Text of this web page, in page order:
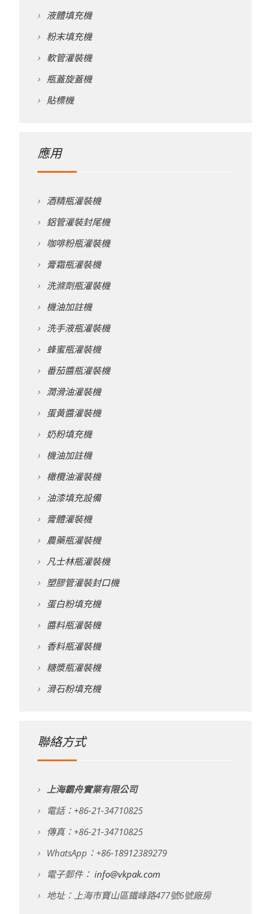
液體填充機
粉末填充機
軟管灌裝機
瓶蓋旋蓋機
貼標機
應用
酒精瓶灌裝機
鋁管灌裝封尾機
咖啡粉瓶灌裝機
膏霜瓶灌裝機
洗滌劑瓶灌裝機
機油加註機
洗手液瓶灌裝機
蜂蜜瓶灌裝機
番茄醬瓶灌裝機
潤滑油灌裝機
蛋黃醬灌裝機
奶粉填充機
機油加註機
橄欖油灌裝機
油漆填充設備
膏體灌裝機
農藥瓶灌裝機
凡士林瓶灌裝機
塑膠管灌裝封口機
蛋白粉填充機
醬料瓶灌裝機
香料瓶灌裝機
糖漿瓶灌裝機
滑石粉填充機
聯絡方式
上海霸舟實業有限公司
電話：+86-21-34710825
傳真：+86-21-34710825
WhatsApp：+86-18912389279
電子郵件： info@vkpak.com
地址：上海市寶山區鐵峰路477號6號廠房